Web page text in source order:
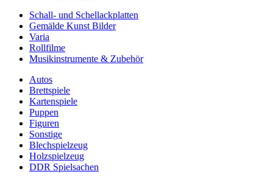
Schall- und Schellackplatten
Gemälde Kunst Bilder
Varia
Rollfilme
Musikinstrumente & Zubehör
Autos
Brettspiele
Kartenspiele
Puppen
Figuren
Sonstige
Blechspielzeug
Holzspielzeug
DDR Spielsachen